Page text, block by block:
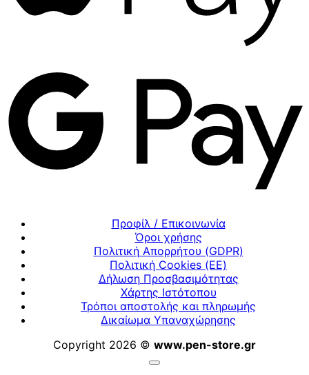
Προφίλ / Επικοινωνία
Όροι χρήσης
Πολιτική Απορρήτου (GDPR)
Πολιτική Cookies (ΕΕ)
Δήλωση Προσβασιμότητας
Χάρτης Ιστότοπου
Τρόποι αποστολής και πληρωμής
Δικαίωμα Υπαναχώρησης
Copyright 2026 © www.pen-store.gr